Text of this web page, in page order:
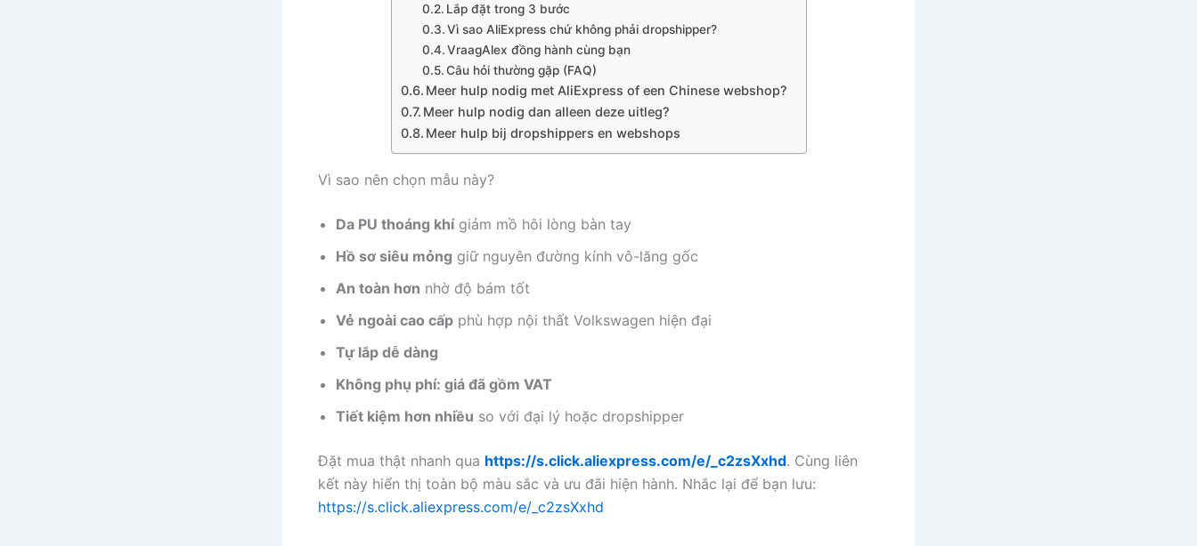
Lắp đặt trong 3 bước
Vì sao AliExpress chứ không phải dropshipper?
VraagAlex đồng hành cùng bạn
Câu hỏi thường gặp (FAQ)
Meer hulp nodig met AliExpress of een Chinese webshop?
Meer hulp nodig dan alleen deze uitleg?
Meer hulp bij dropshippers en webshops
Vì sao nên chọn mẫu này?
Da PU thoáng khígiảm mồ hôi lòng bàn tay
Hồ sơ siêu mỏng giữ nguyên đường kính vô-lăng gốc
An toàn hơn nhờ độ bám tốt
Vẻ ngoài cao cấp phù hợp nội thất Volkswagen hiện đại
Tự lắp dễ dàng
Không phụ phí: giá đã gồm VAT
Tiết kiệm hơn nhiều so với đại lý hoặc dropshipper
Đặt mua thật nhanh qua https://s.click.aliexpress.com/e/_c2zsXxhd. Cùng liên
kết này hiển thị toàn bộ màu sắc và ưu đãi hiện hành. Nhắc lại để bạn lưu:
https://s.click.aliexpress.com/e/_c2zsXxhd